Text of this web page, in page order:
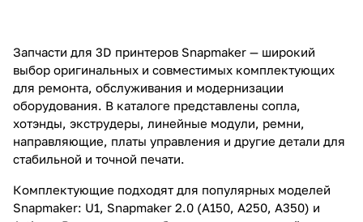
Запчасти для 3D принтеров Snapmaker — широкий
выбор оригинальных и совместимых комплектующих
для ремонта, обслуживания и модернизации
оборудования. В каталоге представлены сопла,
хотэнды, экструдеры, линейные модули, ремни,
направляющие, платы управления и другие детали для
стабильной и точной печати.
Комплектующие подходят для популярных моделей
Snapmaker: U1, Snapmaker 2.0 (A150, A250, A350) и